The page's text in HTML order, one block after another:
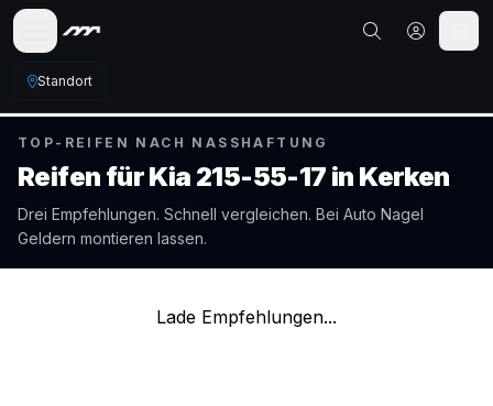
Standort
TOP-REIFEN NACH NASSHAFTUNG
Reifen fürKia 215-55-17 in Kerken
Drei Empfehlungen. Schnell vergleichen. Bei Auto Nagel
Geldern montieren lassen.
Lade Empfehlungen...